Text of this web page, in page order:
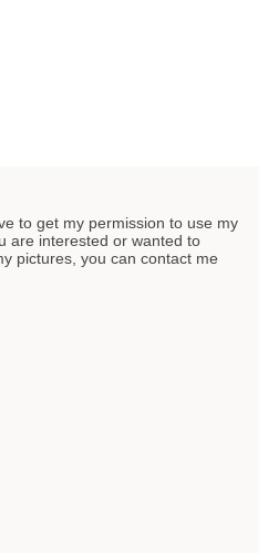
to get my permission to use my
are interested or wanted to
pictures, you can contact me